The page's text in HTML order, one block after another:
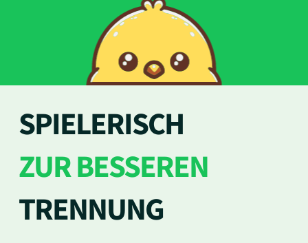
SPIELERISCH
ZUR BESSEREN
TRENNUNG